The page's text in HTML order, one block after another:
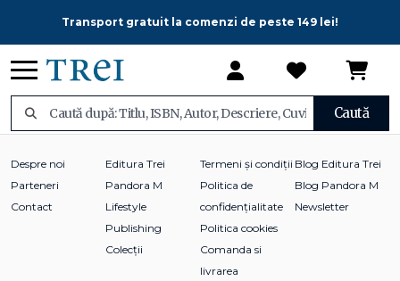
Transport gratuit la comenzi de peste 149 lei!
Caută
Despre noi
Parteneri
Contact
Editura Trei
Pandora M
Lifestyle
Publishing
Colecții
Termeni și condiții
Politica de
confidențialitate
Politica cookies
Comanda si
livrarea
Blog Editura Trei
Blog Pandora M
Newsletter